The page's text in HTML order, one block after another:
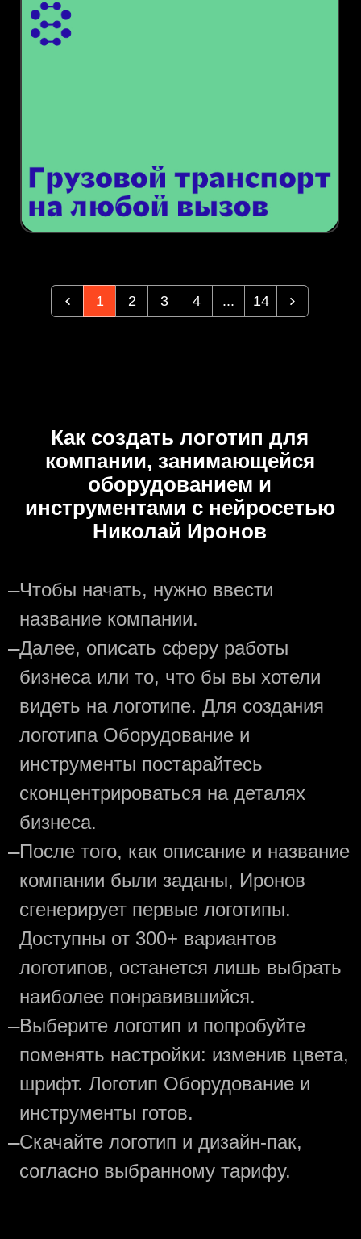
1 2 3 4 ... 14
Как создать логотип для
компании, занимающейся
оборудованием и
инструментами с нейросетью
Николай Иронов
—Чтобы начать, нужно ввести
название компании.
—Далее, описать сферу работы
бизнеса или то, что бы вы хотели
видеть на логотипе. Для создания
логотипа Оборудование и
инструменты постарайтесь
сконцентрироваться на деталях
бизнеса.
—После того, как описание и название
компании были заданы, Иронов
сгенерирует первые логотипы.
Доступны от 300+ вариантов
логотипов, останется лишь выбрать
наиболее понравившийся.
—Выберите логотип и попробуйте
поменять настройки: изменив цвета,
шрифт. Логотип Оборудование и
инструменты готов.
—Скачайте логотип и дизайн-пак,
согласно выбранному тарифу.